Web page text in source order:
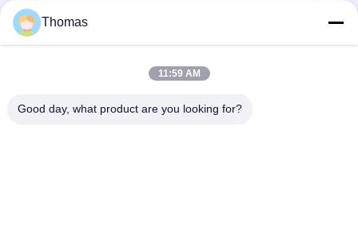
Zurücksetzens
Thomas
11:59 AM
Good day, what product are you looking for?